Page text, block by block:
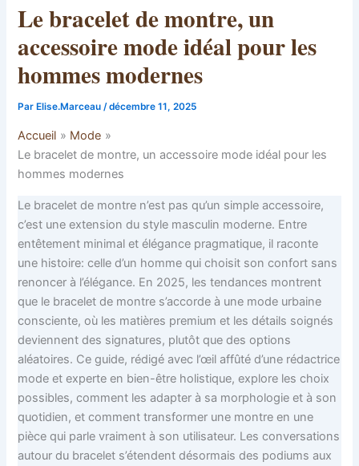
Le bracelet de montre, un
accessoire mode idéal pour les
hommes modernes
Par Elise.Marceau/décembre 11, 2025
Accueil
Mode
Le bracelet de montre, un accessoire mode idéal pour les
hommes modernes
Le bracelet de montre n’est pas qu’un simple accessoire,
c’est une extension du style masculin moderne. Entre
entêtement minimal et élégance pragmatique, il raconte
une histoire: celle d’un homme qui choisit son confort sans
renoncer à l’élégance. En 2025, les tendances montrent
que le bracelet de montre s’accorde à une mode urbaine
consciente, où les matières premium et les détails soignés
deviennent des signatures, plutôt que des options
aléatoires. Ce guide, rédigé avec l’œil affûté d’une rédactrice
mode et experte en bien-être holistique, explore les choix
possibles, comment les adapter à sa morphologie et à son
quotidien, et comment transformer une montre en une
pièce qui parle vraiment à son utilisateur. Les conversations
autour du bracelet s’étendent désormais des podiums aux